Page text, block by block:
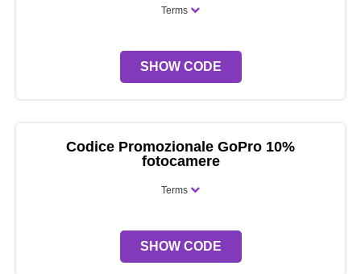
Terms
SHOW CODE
Codice Promozionale GoPro 10%
fotocamere
Terms
SHOW CODE